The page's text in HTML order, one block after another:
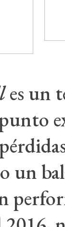
es un
un